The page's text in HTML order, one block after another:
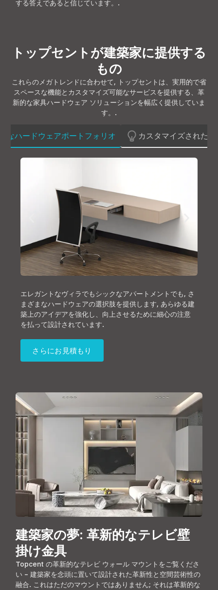
する答えであると信じています。.
トップセントが建築家に提供する
もの
これらのメガトレンドに合わせて, トップセントは、実用的で省
スペースな機能とカスタマイズ可能なサービスを提供する、革
新的な家具ハードウェア ソリューションを幅広く提供していま
す。.
なハードウェアポートフォリオ カスタマイズされた
エレガントなヴィラでもシックなアパートメントでも, さ
まざまなハードウェアの選択肢を提供します, あらゆる建
築上のアイデアを強化し、向上させるために細心の注意
を払って設計されています.
さらにお見積もり
建築家の夢: 革新的なテレビ壁
掛け金具
Topcent の革新的なテレビ ウォール マウントをご覧くださ
い – 建築家を念頭に置いて設計された革新性と空間芸術性の
融合. これはただのマウントではありません; それは革新的な